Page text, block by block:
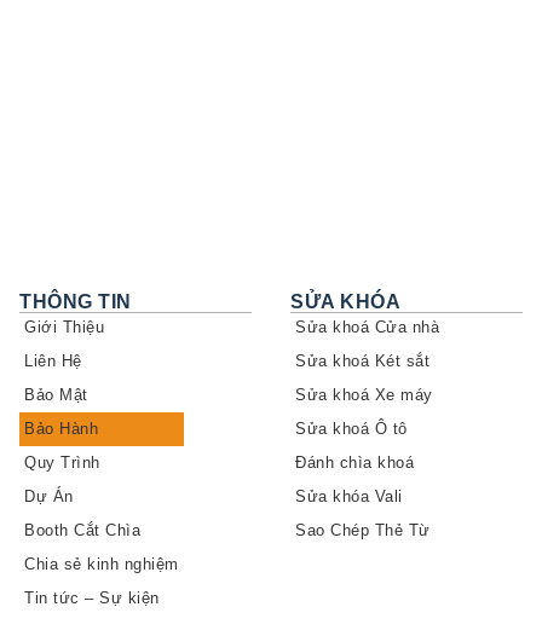
THÔNG TIN
Giới Thiệu
Liên Hệ
Bảo Mật
Bảo Hành
Quy Trình
Dự Án
Booth Cắt Chìa
Chia sẻ kinh nghiệm
Tin tức – Sự kiện
SỬA KHÓA
Sửa khoá Cửa nhà
Sửa khoá Két sắt
Sửa khoá Xe máy
Sửa khoá Ô tô
Đánh chìa khoá
Sửa khóa Vali
Sao Chép Thẻ Từ